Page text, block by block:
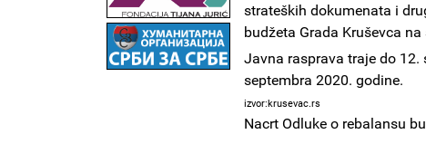
strateških dokumenata i
budžeta Grada Kruševca na
Javna rasprava traje do
septembra 2020. godine.
izvor:krusevac.rs
Nacrt Odluke o rebalansu